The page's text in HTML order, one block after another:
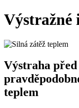
Výstražné
Výstraha před
teplem